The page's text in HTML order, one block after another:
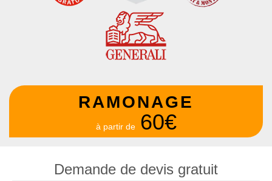
RAMONAGE
à partir de 60€
Demande de devis gratuit